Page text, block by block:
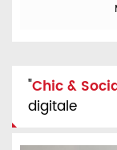
"Chic &
digitale